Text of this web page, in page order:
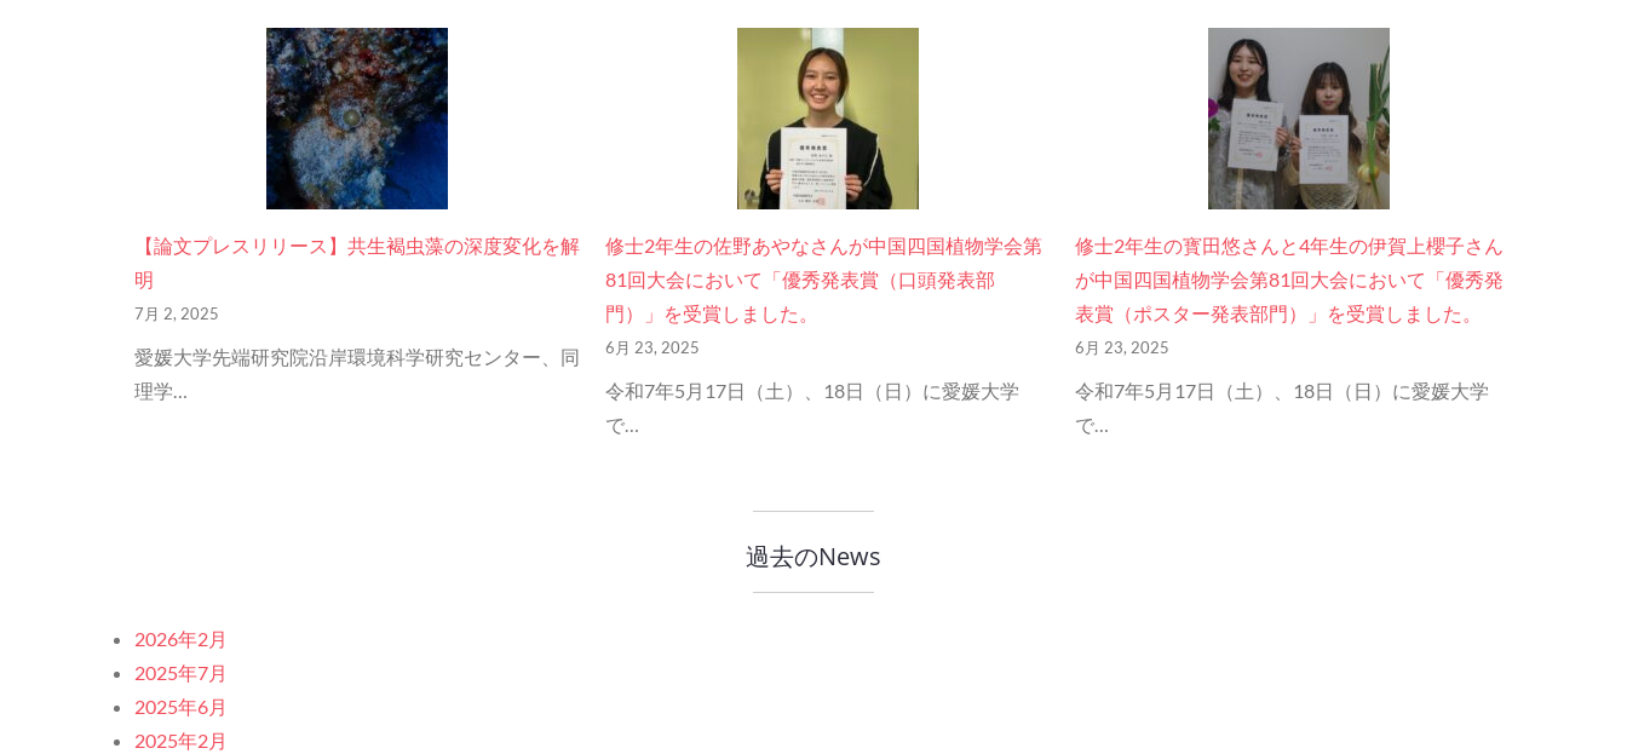
【論文プレスリリース】共生褐虫藻の深度変化を解
明
7月 2, 2025
愛媛大学先端研究院沿岸環境科学研究センター、同
理学…
修士2年生の佐野あやなさんが中国四国植物学会第
81回大会において「優秀発表賞（口頭発表部
門）」を受賞しました。
6月 23, 2025
令和7年5月17日（土）、18日（日）に愛媛大学
で…
修士2年生の寳田悠さんと4年生の伊賀上櫻子さん
が中国四国植物学会第81回大会において「優秀発
表賞（ポスター発表部門）」を受賞しました。
6月 23, 2025
令和7年5月17日（土）、18日（日）に愛媛大学
で…
過去のNews
2026年2月
2025年7月
2025年6月
2025年2月